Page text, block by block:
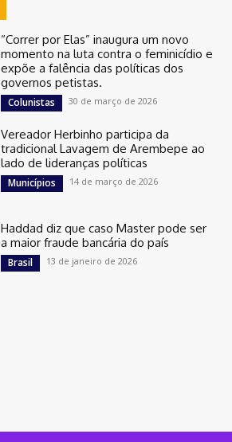
“Correr por Elas” inaugura um novo
momento na luta contra o feminicídio e
expõe a falência das políticas dos
governos petistas.
Colunistas 30 de março de 2026
Vereador Herbinho participa da
tradicional Lavagem de Arembepe ao
lado de lideranças políticas
Municípios 14 de março de 2026
Haddad diz que caso Master pode ser
a maior fraude bancária do país
Brasil 13 de janeiro de 2026